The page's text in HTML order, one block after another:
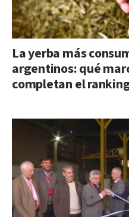
La yerba más
argentinos: qué
completan el